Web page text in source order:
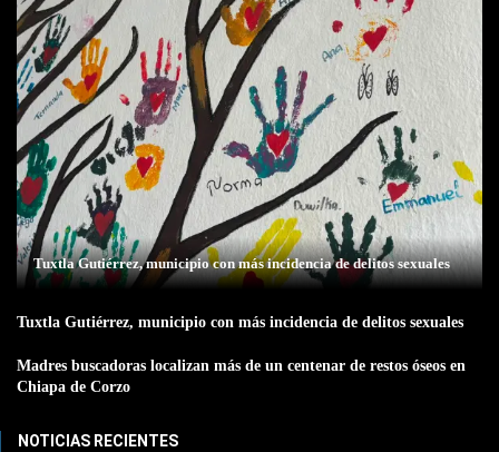
Tuxtla Gutiérrez, municipio con más incidencia de delitos sexuales
Tuxtla Gutiérrez, municipio con más incidencia de delitos sexuales
Madres buscadoras localizan más de un centenar de restos óseos en
Chiapa de Corzo
NOTICIAS RECIENTES